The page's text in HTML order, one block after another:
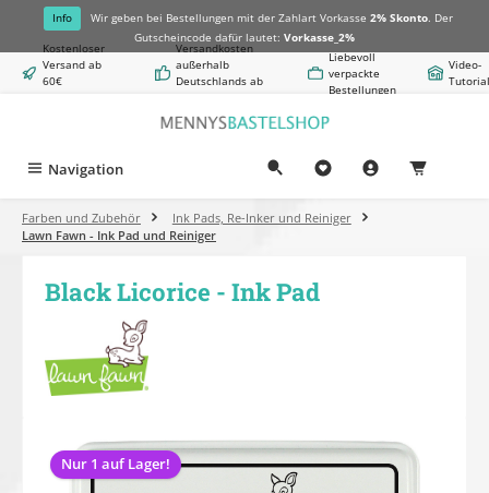
springen
Info Wir geben bei Bestellungen mit der Zahlart Vorkasse 2% Skonto. Der
Gutscheincode dafür lautet: Vorkasse_2%
Kostenloser
Versand ab
60€
Versandkosten
außerhalb
Deutschlands ab
Liebevoll
verpackte
Bestellungen
Video-
Navigation
Farben und Zubehör
Ink Pads, Re-Inker und Reiniger
Lawn Fawn - Ink Pad und Reiniger
Black Licorice - Ink Pad
Bildergalerie überspringen
Nur 1 auf Lager!